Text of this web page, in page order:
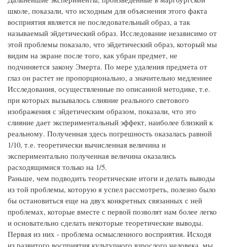
школе, показали, что исходным для объяснения этого факта
восприятия является не последовательный образ, а так
называемый эйдетический образ. Исследование независимо от
этой проблемы показало, что эйдетический образ, который мы
видим на экране после того, как убран предмет, не
подчиняется закону Эмерта. По мере удаления предмета от
глаз он растет не пропорционально, а значительно медленнее
Исследования, осуществленные по описанной методике, т.е.
при которых вызывалось слияние реального светового
изображения с эйдетическим образом, показали, что это
слияние дает экспериментальный эффект, наиболее близкий к
реальному. Полученная здесь погрешность оказалась равной
1/10, т.е. теоретически вычисленная величина и
экспериментально полученная величина оказались
расходящимися только на 1/5.
Раньше, чем подводить теоретические итоги и делать выводы
из той проблемы, которую я успел рассмотреть, полезно было
бы остановиться еще на двух конкретных связанных с ней
проблемах, которые вместе с первой позволят нам более легко
и основательно сделать некоторые теоретические выводы.
Первая из них - проблема осмысленного восприятия. Исходя